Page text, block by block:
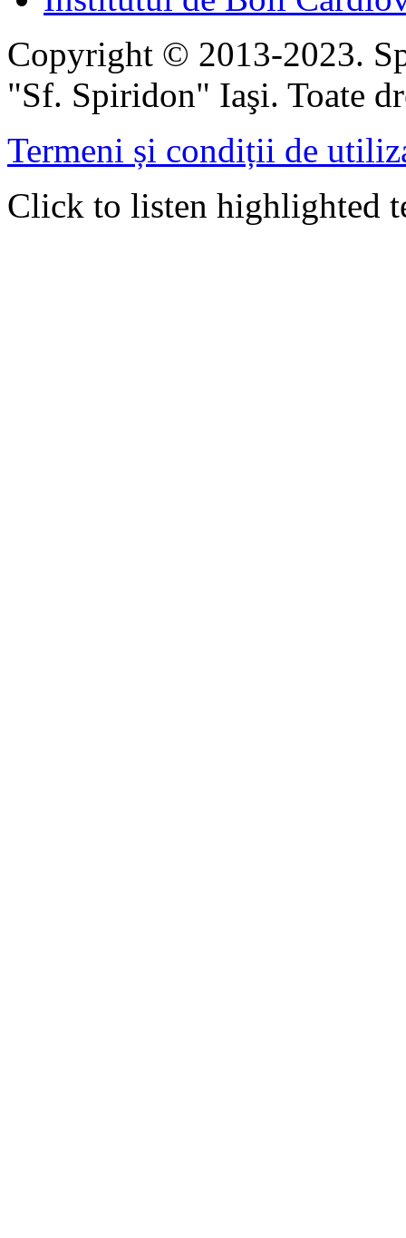
Copyright © 2013-2023.
"Sf. Spiridon" Iaşi. Toate
Termeni și condiții de
Click to listen highlighted